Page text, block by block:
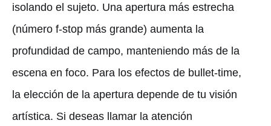
isolando el sujeto. Una apertura más estrecha
(número f-stop más grande) aumenta la
profundidad de campo, manteniendo más de la
escena en foco. Para los efectos de bullet-time,
la elección de la apertura depende de tu visión
artística. Si deseas llamar la atención